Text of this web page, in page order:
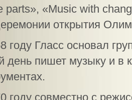
parts», «Music with
открытия
году Гласс основал
день пишет музыку и в
году совместно с